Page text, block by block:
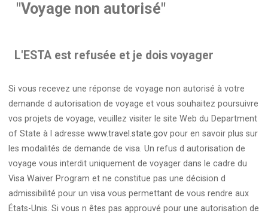
"Voyage non autorisé"
L'ESTA est refusée et je dois voyager
Si vous recevez une réponse de voyage non autorisé à votre
demande d autorisation de voyage et vous souhaitez poursuivre
vos projets de voyage, veuillez visiter le site Web du Department
of State à l adressewww.travel.state.gov pour en savoir plus sur
les modalités de demande de visa. Un refus d autorisation de
voyage vous interdit uniquement de voyager dans le cadre du
Visa Waiver Program et ne constitue pas une décision d
admissibilité pour un visa vous permettant de vous rendre aux
États-Unis. Si vous n êtes pas approuvé pour une autorisation de